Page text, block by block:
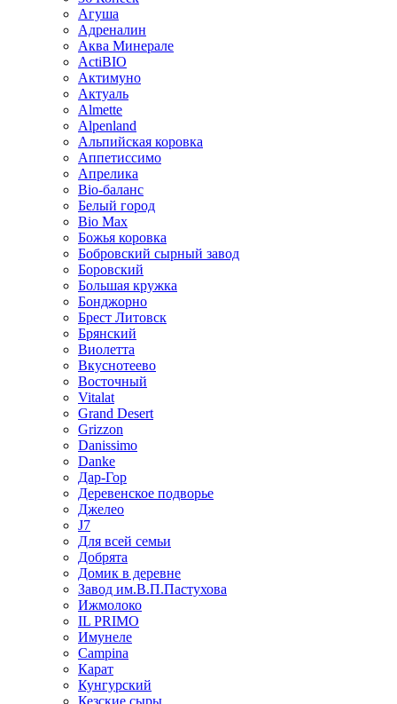
Агуша
Адреналин
Аква Минерале
ActiBIO
Актимуно
Актуаль
Almette
Alpenland
Альпийская коровка
Аппетиссимо
Апрелика
Bio-баланс
Белый город
Bio Max
Божья коровка
Бобровский сырный завод
Боровский
Большая кружка
Бонджорно
Брест Литовск
Брянский
Виолетта
Вкуснотеево
Восточный
Vitalat
Grand Desert
Grizzon
Danissimo
Danke
Дар-Гор
Деревенское подворье
Джелео
J7
Для всей семьи
Добрята
Домик в деревне
Завод им.В.П.Пастухова
Ижмолоко
IL PRIMO
Имунеле
Campina
Карат
Кунгурский
Кезские сыры